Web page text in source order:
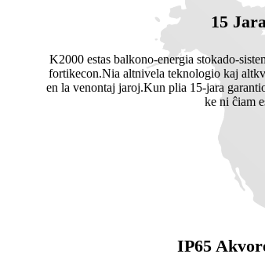
15
K2000 estas balkono-energia stokado-
fortikecon.Nia altnivela teknologio kaj
en la venontaj jaroj.Kun plia 15-jara
ke ni ĉiam
IP65